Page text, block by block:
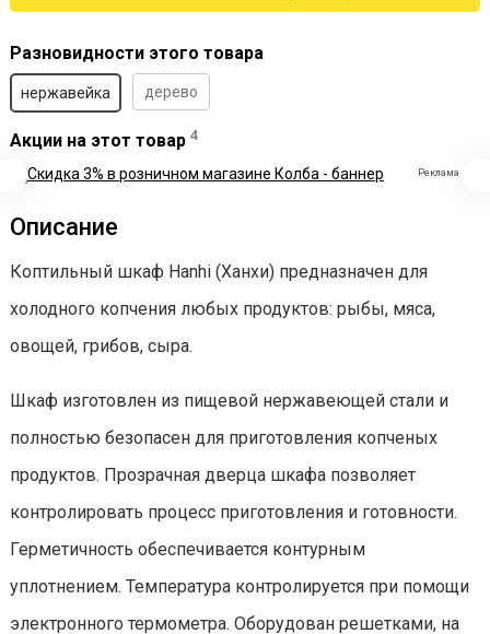
Разновидности этого товара
нержавейка дерево
Акции на этот товар 4
Реклама
Описание
Коптильный шкаф Hanhi (Ханхи) предназначен для
холодного копчения любых продуктов: рыбы, мяса,
овощей, грибов, сыра.
Шкаф изготовлен из пищевой нержавеющей стали и
полностью безопасен для приготовления копченых
продуктов. Прозрачная дверца шкафа позволяет
контролировать процесс приготовления и готовности.
Герметичность обеспечивается контурным
уплотнением. Температура контролируется при помощи
электронного термометра. Оборудован решетками, на